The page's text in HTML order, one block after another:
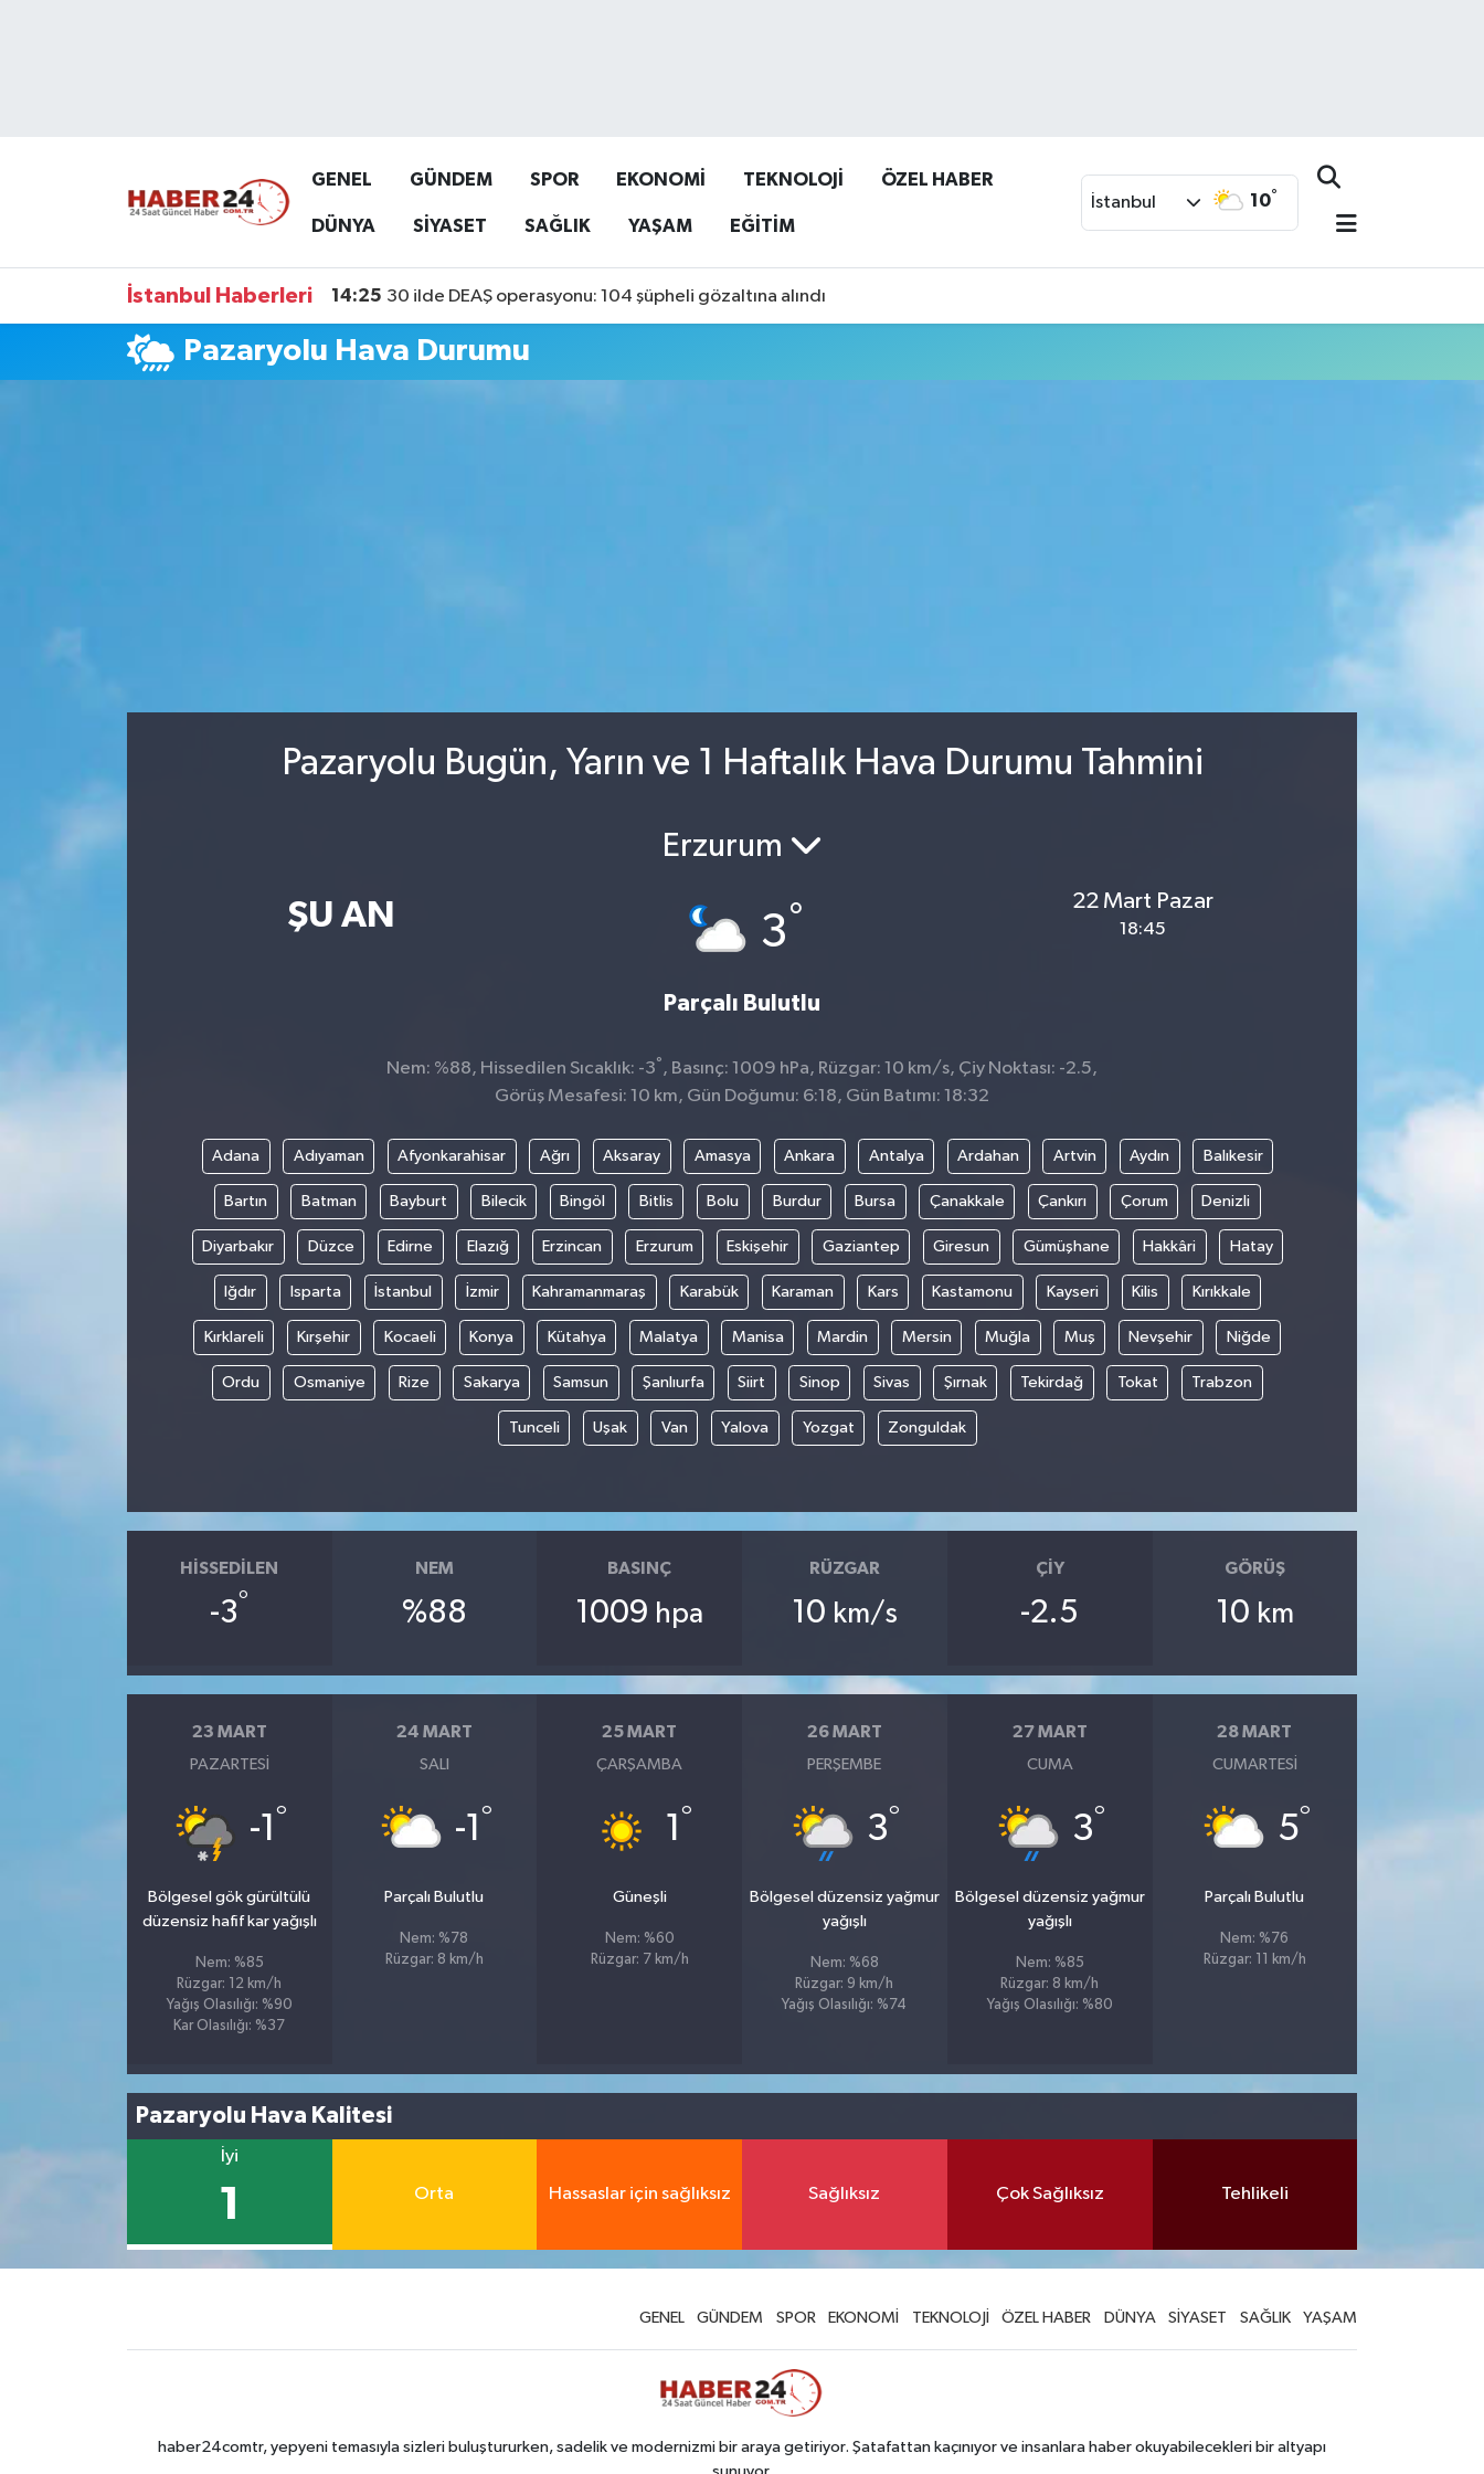
GENEL GÜNDEM SPOR EKONOMİ TEKNOLOJİ ÖZEL HABER
DÜNYA SİYASET SAĞLIK YAŞAM EĞİTİM
İstanbul 10°
İstanbul Haberleri 14:25 30 ilde DEAŞ operasyonu: 104 şüpheli gözaltına alındı
Pazaryolu Hava Durumu
Pazaryolu Bugün, Yarın ve 1 Haftalık Hava Durumu Tahmini
ŞU AN
Erzurum
3°
Parçalı Bulutlu
22 Mart Pazar
18:45
Nem: %88, Hissedilen Sıcaklık: -3° , Basınç: 1009 hPa, Rüzgar: 10 km/s, Çiy Noktası: -2.5,
Görüş Mesafesi: 10 km, Gün Doğumu: 6:18, Gün Batımı: 18:32
Adana Adıyaman Afyonkarahisar Ağrı Aksaray Amasya Ankara Antalya Ardahan Artvin Aydın Balıkesir
Bartın Batman Bayburt Bilecik Bingöl Bitlis Bolu Burdur Bursa Çanakkale Çankırı Çorum Denizli
Diyarbakır Düzce Edirne Elazığ Erzincan Erzurum Eskişehir Gaziantep Giresun Gümüşhane Hakkâri Hatay
Iğdır Isparta İstanbul İzmir Kahramanmaraş Karabük Karaman Kars Kastamonu Kayseri Kilis Kırıkkale
Kırklareli Kırşehir Kocaeli Konya Kütahya Malatya Manisa Mardin Mersin Muğla Muş Nevşehir Niğde
Ordu Osmaniye Rize Sakarya Samsun Şanlıurfa Siirt Sinop Sivas Şırnak Tekirdağ Tokat Trabzon
Tunceli Uşak Van Yalova Yozgat Zonguldak
HISSEDILEN
-3°
NEM
%88
BASINÇ
1009 hpa
RÜZGAR
10 km/s
ÇIY
-2.5
GÖRÜŞ
10 km
23 MART
PAZARTESI
-1 °
Bölgesel gök gürültülü
düzensiz hafif kar yağışlı
Nem: %85
Rüzgar: 12 km/h
Yağış Olasılığı: %90
Kar Olasılığı: %37
24 MART
SALI
-1 °
Parçalı Bulutlu
Nem: %78
Rüzgar: 8 km/h
25 MART
ÇARŞAMBA
1 °
Güneşli
Nem: %60
Rüzgar: 7 km/h
26 MART
PERŞEMBE
3°
Bölgesel düzensiz yağmur
yağışlı
Nem: %68
Rüzgar: 9 km/h
Yağış Olasılığı: %74
27 MART
CUMA
3°
Bölgesel düzensiz yağmur
yağışlı
Nem: %85
Rüzgar: 8 km/h
Yağış Olasılığı: %80
28 MART
CUMARTESI
5°
Parçalı Bulutlu
Nem: %76
Rüzgar: 11 km/h
Pazaryolu Hava Kalitesi
İyi
1 Orta Hassaslar için sağlıksız Sağlıksız Çok Sağlıksız Tehlikeli
GENEL GÜNDEM SPOR EKONOMİ TEKNOLOJİ ÖZEL HABER DÜNYA SİYASET SAĞLIK YAŞAM
haber24comtr, yepyeni temasıyla sizleri buluştururken, sadelik ve modernizmi bir araya getiriyor. Şatafattan kaçınıyor ve insanlara haber okuyabilecekleri bir altyapı
sunuyor.
Namaz Vakitleri
Süper Lig Puan Durumu ve Fikstür
Tüm Manşetler